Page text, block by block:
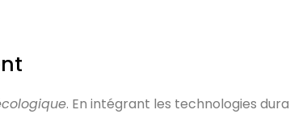
. En intégrant les technologies